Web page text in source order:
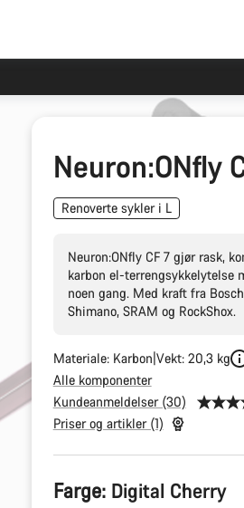
Neuron:ONfly
Renoverte sykler i L
Neuron:ONfly CF 7 gjør rask,
karbon el-terrengsykkelytelse
noen gang. Med kraft fra
Shimano, SRAM og RockShox.
Materiale: Karbon Vekt: 20,3 kg
Alle komponenter
Kundeanmeldelser (30)
Priser og artikler (1)
Produktkonfigurasjon
Farge: Digital Cherry